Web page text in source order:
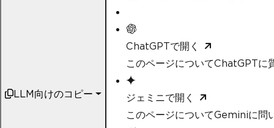
LLM向けのコピー
ChatGPTで開く
このページについてChatGPTに
ジェミニで開く
このページについてGeminiに問